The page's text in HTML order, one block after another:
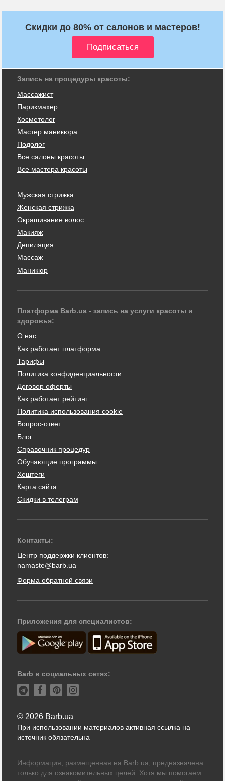
Скидки до 80% от салонов и мастеров!
Запись на процедуры красоты:
Массажист
Парикмахер
Косметолог
Мастер маникюра
Подолог
Все салоны красоты
Все мастера красоты
Мужская стрижка
Женская стрижка
Окрашивание волос
Макияж
Депиляция
Массаж
Маникюр
Платформа Barb.ua - запись на услуги красоты и
здоровья:
О нас
Как работает платформа
Тарифы
Политика конфиденциальности
Договор оферты
Как работает рейтинг
Политика использования cookie
Вопрос-ответ
Блог
Справочник процедур
Обучающие программы
Хештеги
Карта сайта
Скидки в телеграм
Контакты:
Центр поддержки клиентов:
namaste@barb.ua
Форма обратной связи
Приложения для специалистов:
Barb в социальных сетях:
© 2026 Barb.ua
При использовании материалов активная ссылка на
источник обязательна
Информация, размещенная на Barb.ua, предназначена
только для ознакомительных целей. Хотя мы помогаем